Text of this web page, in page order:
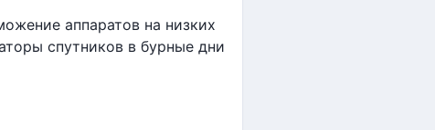
аппаратов на низких
спутников в бурные дни